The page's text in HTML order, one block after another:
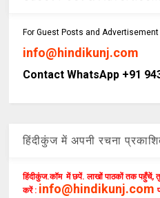
For Guest Posts and
info@hindikunj.com
Contact WhatsApp +91
हिंदीकुंज में अपनी रचना
हिंदीकुंज.कॉम में छपें. लाखों पाठकों तक पहुँचें,
करें : info@hindikunj.com